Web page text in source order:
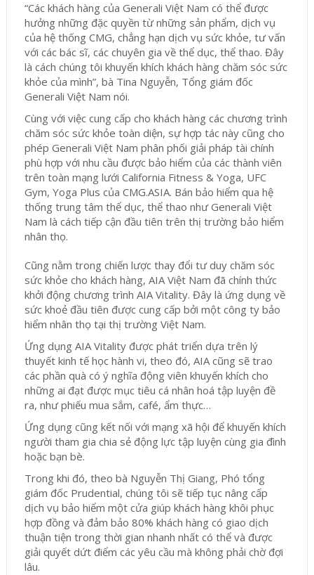
“Các khách hàng của Generali Việt Nam có thể được
hưởng những đặc quyền từ những sản phẩm, dịch vụ
của hệ thống CMG, chẳng hạn dịch vụ sức khỏe, tư vấn
với các bác sĩ, các chuyên gia về thể dục, thể thao. Đây
là cách chúng tôi khuyến khích khách hàng chăm sóc sức
khỏe của mình”, bà Tina Nguyễn, Tổng giám đốc
Generali Việt Nam nói.
Cùng với việc cung cấp cho khách hàng các chương trình
chăm sóc sức khỏe toàn diện, sự hợp tác này cũng cho
phép Generali Việt Nam phân phối giải pháp tài chính
phù hợp với nhu cầu được bảo hiểm của các thành viên
trên toàn mạng lưới California Fitness & Yoga, UFC
Gym, Yoga Plus của CMG.ASIA. Bán bảo hiểm qua hệ
thống trung tâm thể dục, thể thao như Generali Việt
Nam là cách tiếp cận đầu tiên trên thị trường bảo hiểm
nhân thọ.
Cũng nằm trong chiến lược thay đổi tư duy chăm sóc
sức khỏe cho khách hàng, AIA Việt Nam đã chính thức
khởi động chương trình AIA Vitality. Đây là ứng dụng về
sức khoẻ đầu tiên được cung cấp bởi một công ty bảo
hiểm nhân thọ tại thị trường Việt Nam.
Ứng dụng AIA Vitality được phát triển dựa trên lý
thuyết kinh tế học hành vi, theo đó, AIA cũng sẽ trao
các phần quà có ý nghĩa động viên khuyến khích cho
những ai đạt được mục tiêu cá nhân hoá tập luyện đề
ra, như phiếu mua sắm, café, ẩm thực…
Ứng dụng cũng kết nối với mạng xã hội để khuyến khích
người tham gia chia sẻ động lực tập luyện cùng gia đình
hoặc bạn bè.
Trong khi đó, theo bà Nguyễn Thị Giang, Phó tổng
giám đốc Prudential, chúng tôi sẽ tiếp tục nâng cấp
dịch vụ bảo hiểm một cửa giúp khách hàng khôi phục
hợp đồng và đảm bảo 80% khách hàng có giao dịch
thuận tiện trong thời gian nhanh nhất có thể và được
giải quyết dứt điểm các yêu cầu mà không phải chờ đợi
lâu.